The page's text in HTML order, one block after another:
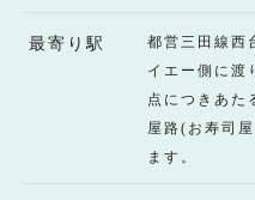
最寄り駅
都営三田線西
イエー側に渡
点につきあた
屋路(お寿司
ます。